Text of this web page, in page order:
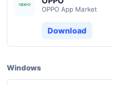
OPPO App Market
Download
Windows